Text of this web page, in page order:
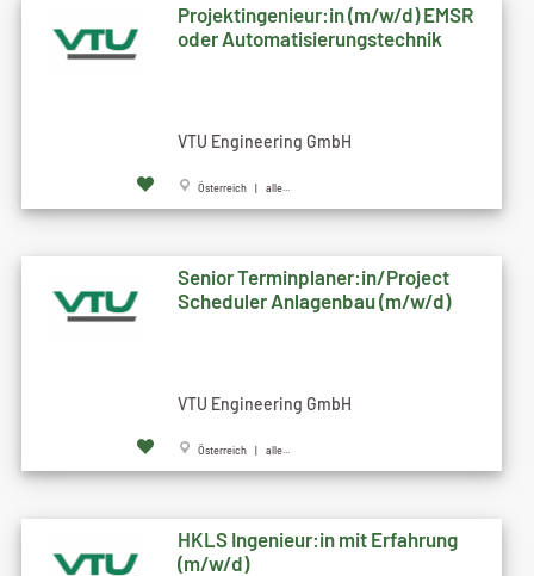
Projektingenieur:in (m/w/d) EMSR
oder Automatisierungstechnik
VTU Engineering GmbH
Österreich | alle...
Senior Terminplaner:in/Project
Scheduler Anlagenbau (m/w/d)
VTU Engineering GmbH
Österreich | alle...
HKLS Ingenieur:in mit Erfahrung
(m/w/d)